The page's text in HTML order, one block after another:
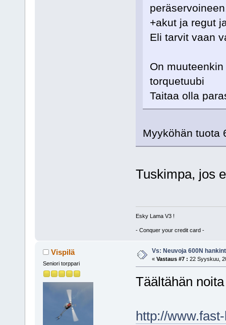
+akut ja regut
Eli tarvit vaan
On
torquetuubi
Taitaa olla
Myyköhän tuota
Tuskimpa, jos
Esky Lama V3 !
- Conquer your credit card -
Vispilä
Seniori torppari
Vs: Neuvoja 600N
« Vastaus #7 : 22 Syyskuu,
Täältähän
http://